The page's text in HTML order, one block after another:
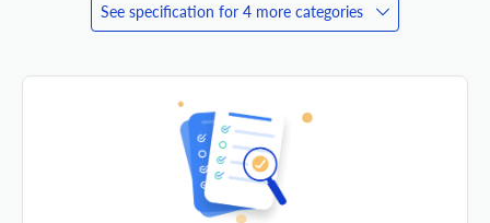
See specification for 4 more categories